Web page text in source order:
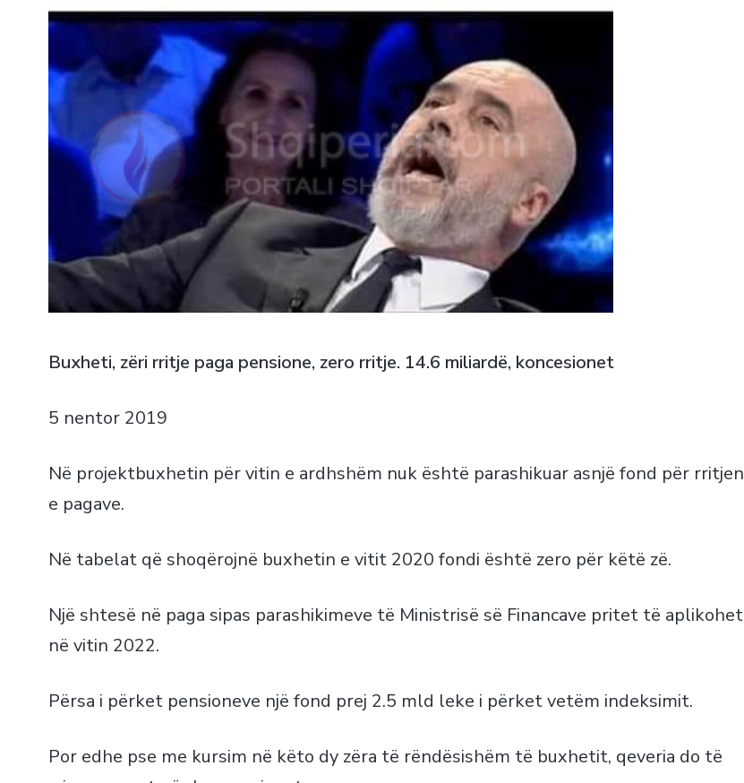
Buxheti, zëri rritje paga pensione, zero rritje. 14.6 miliardë, koncesionet
5 nentor 2019
Në projektbuxhetin për vitin e ardhshëm nuk është parashikuar asnjë fond për rritjen
e pagave.
Në tabelat që shoqërojnë buxhetin e vitit 2020 fondi është zero për këtë zë.
Një shtesë në paga sipas parashikimeve të Ministrisë së Financave pritet të aplikohet
në vitin 2022.
Përsa i përket pensioneve një fond prej 2.5 mld leke i përket vetëm indeksimit.
Por edhe pse me kursim në këto dy zëra të rëndësishëm të buxhetit, qeveria do të